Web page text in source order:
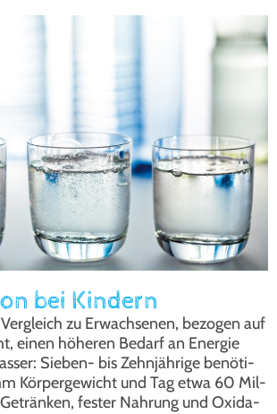
bei Kindern
zu Erwach­se­nen, bezo­gen auf
einen höhe­ren Bedarf an Ener­gie
Sie­ben- bis Zehn­jäh­ri­ge benö­ti­
Kör­per­ge­wicht und Tag etwa 60 Mil­
Geträn­ken, fes­ter Nah­rung und Oxi­da­